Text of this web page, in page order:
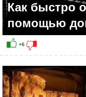
+3
Как быстро
помощью